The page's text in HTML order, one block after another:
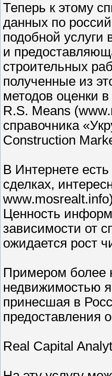
Теперь к этому
данных по
подобной услуги
и
строительных
полученные из
методов оценки
R.S. Means
справочника
Construction
В Интернете
сделках,
Ценность
зависимости от
ожидается рост
Примером более
недвижимостью
принесшая в
предоставления
Real Capital